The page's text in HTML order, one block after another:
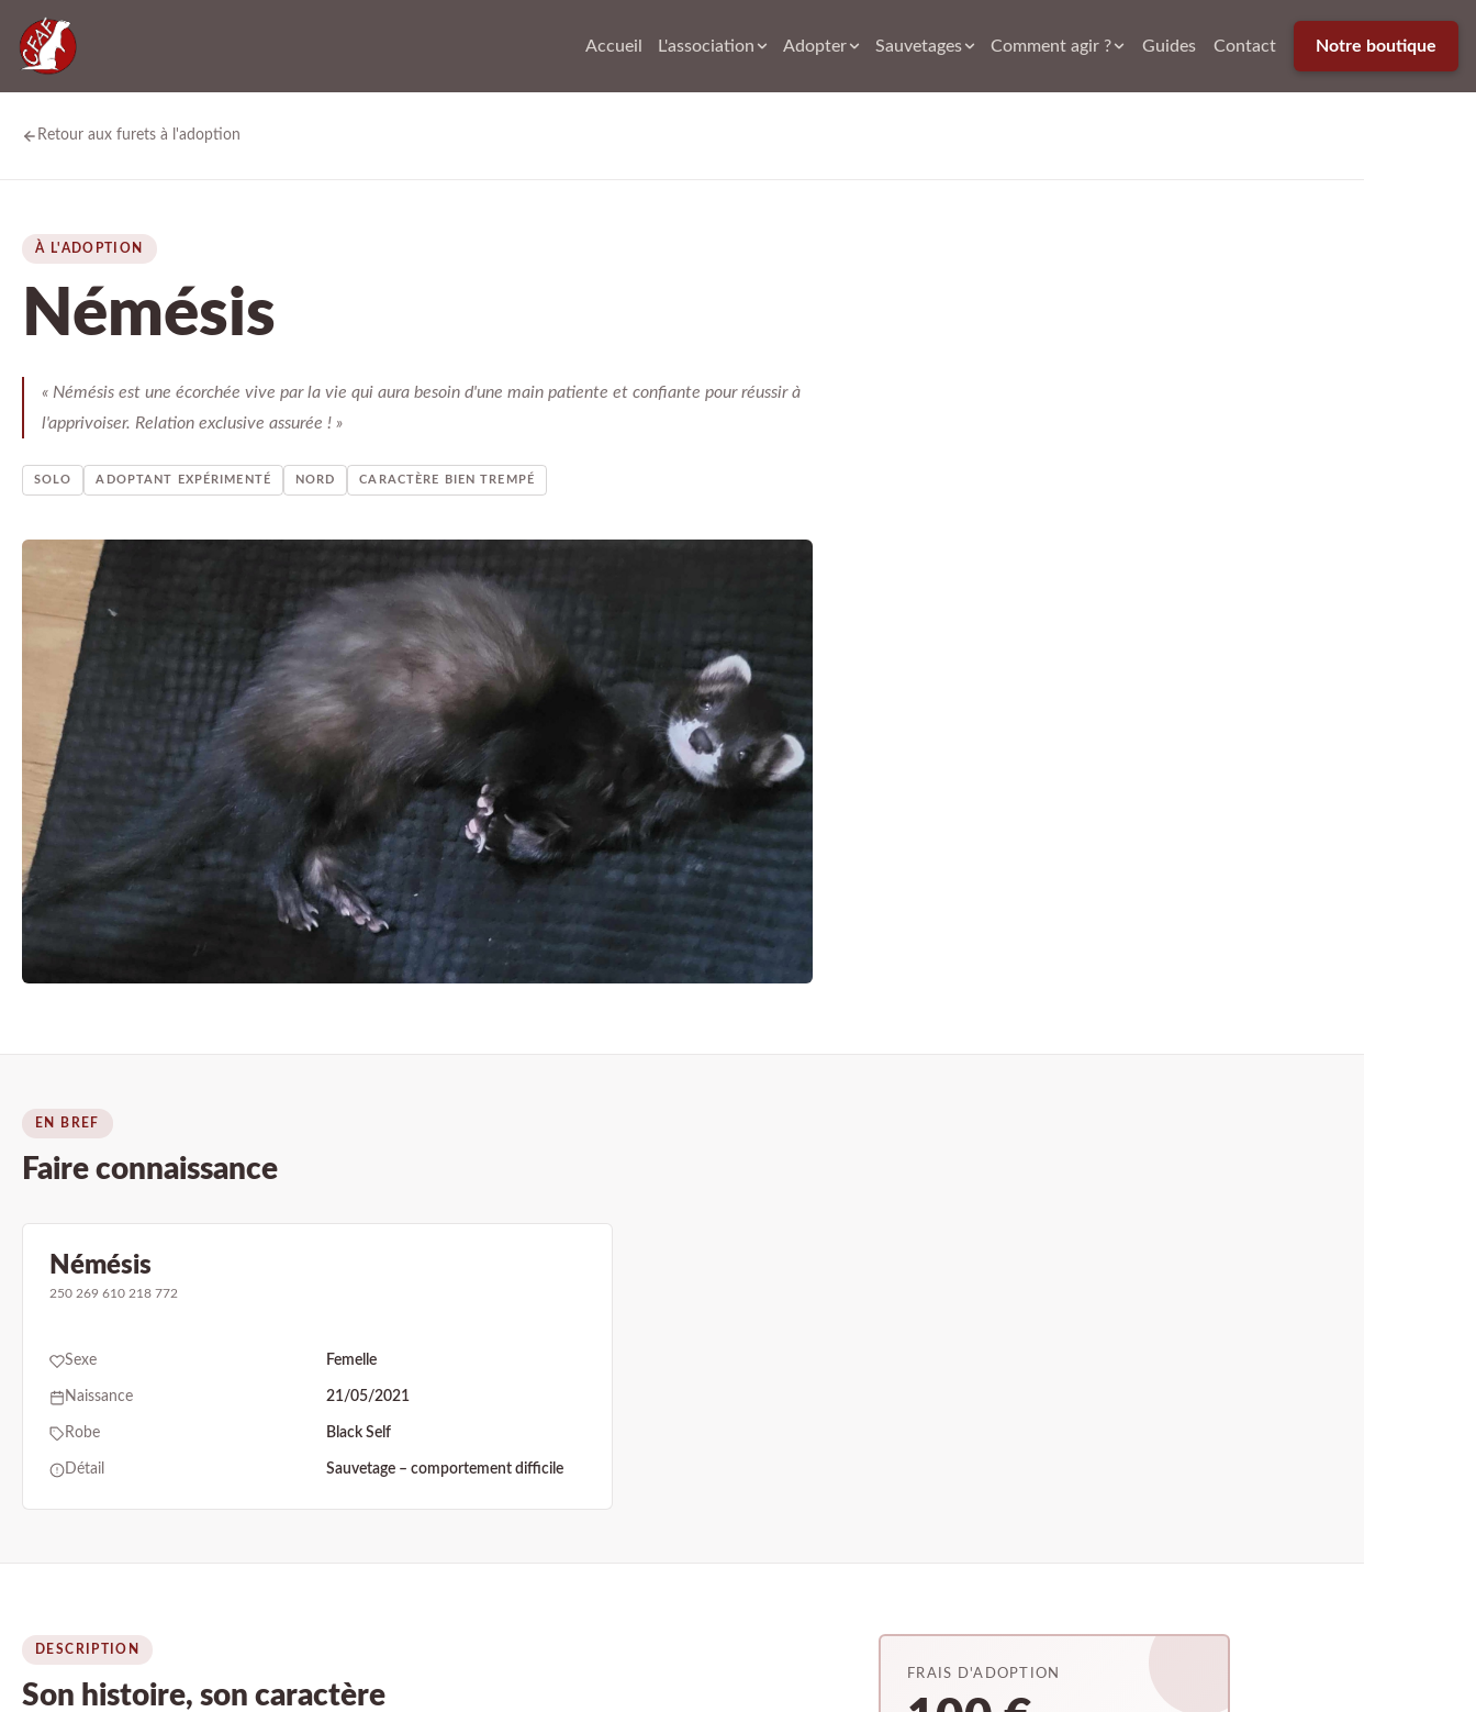
Accueil L'association Adopter Sauvetages Comment agir ? Guides Contact Notre boutique
Retour aux furets à l'adoption
À L'ADOPTION
Némésis
« Némésis est une écorchée vive par la vie qui aura besoin d'une main patiente et confiante pour réussir à
l'apprivoiser. Relation exclusive assurée ! »
SOLO ADOPTANT EXPÉRIMENTÉ NORD CARACTÈRE BIEN TREMPÉ
EN BREF
Faire connaissance
Némésis
250 269 610 218 772
Sexe Femelle
Naissance 21/05/2021
Robe Black Self
Détail Sauvetage – comportement difficile
DESCRIPTION
Son histoire, son caractère
FRAIS D'ADOPTION